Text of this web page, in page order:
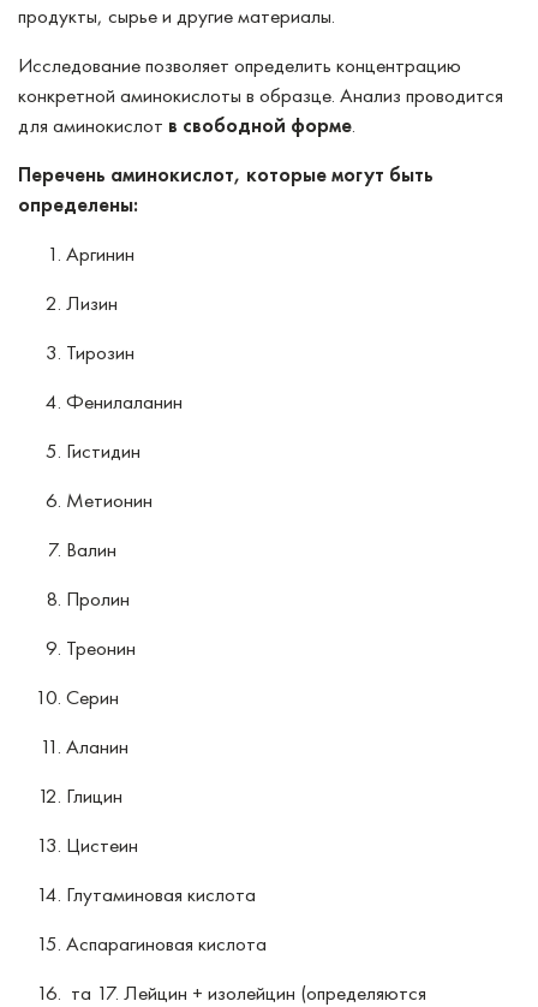
продукты, сырье и другие материалы.
Исследование позволяет определить концентрацию
конкретной аминокислоты в образце. Анализ проводится
для аминокислот в свободной форме.
Перечень аминокислот, которые могут быть
определены:
Аргинин
Лизин
Тирозин
Фенилаланин
Гистидин
Метионин
Валин
Пролин
Треонин
Серин
Аланин
Глицин
Цистеин
Глутаминовая кислота
Аспарагиновая кислота
та 17. Лейцин + изолейцин (определяются